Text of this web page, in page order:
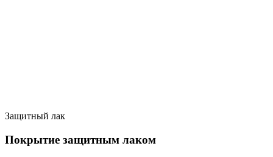
Защитный лак
Покрытие защитным лаком